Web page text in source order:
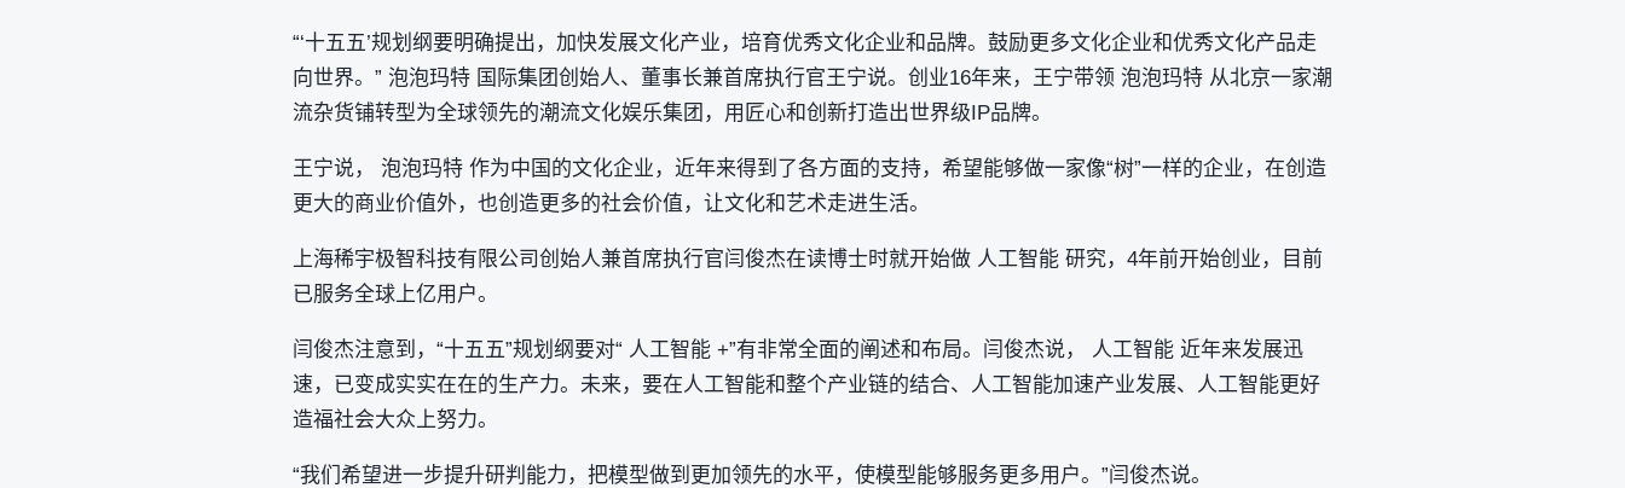
“‘十五五’规划纲要明确提出，加快发展文化产业，培育优秀文化企业和品牌。鼓励更多文化企业和优秀文化产品走
向世界。” 泡泡玛特 国际集团创始人、董事长兼首席执行官王宁说。创业16年来，王宁带领 泡泡玛特 从北京一家潮
流杂货铺转型为全球领先的潮流文化娱乐集团，用匠心和创新打造出世界级IP品牌。
王宁说， 泡泡玛特 作为中国的文化企业，近年来得到了各方面的支持，希望能够做一家像“树”一样的企业，在创造
更大的商业价值外，也创造更多的社会价值，让文化和艺术走进生活。
上海稀宇极智科技有限公司创始人兼首席执行官闫俊杰在读博士时就开始做 人工智能 研究，4年前开始创业，目前
已服务全球上亿用户。
闫俊杰注意到，“十五五”规划纲要对“ 人工智能 +”有非常全面的阐述和布局。闫俊杰说， 人工智能 近年来发展迅
速，已变成实实在在的生产力。未来，要在人工智能和整个产业链的结合、人工智能加速产业发展、人工智能更好
造福社会大众上努力。
“我们希望进一步提升研判能力，把模型做到更加领先的水平，使模型能够服务更多用户。”闫俊杰说。